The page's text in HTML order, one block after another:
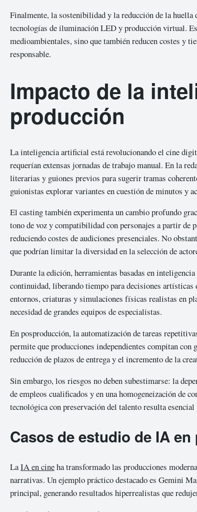
Finalmente, la sostenibilidad y la reducción de la huella
tecnologías de iluminación LED y producción virtual.
medioambientales, sino que también reducen costes y
responsable.
Impacto de la
producción
La inteligencia artificial está revolucionando el cine
requerían extensas jornadas de trabajo manual. En la
literarias y guiones previos para sugerir tramas
guionistas explorar variantes en cuestión de minutos y
El casting también experimenta un cambio profundo
tono de voz y compatibilidad con personajes a partir de
reduciendo costes de audiciones presenciales. No
que podrían limitar la diversidad en la selección de
Durante la edición, herramientas basadas en
continuidad, liberando tiempo para decisiones
entornos, criaturas y simulaciones físicas realistas en
necesidad de grandes equipos de especialistas.
En posproducción, la automatización de tareas
permite que producciones independientes compitan con
reducción de plazos de entrega y el incremento de la
Sin embargo, los riesgos no deben subestimarse: la
de empleos cualificados y en una homogeneización de
tecnológica con preservación del talento resulta
Casos de estudio de IA
LaIA en cineha transformado las producciones
narrativas. Un ejemplo práctico destacado es Gemini
principal, generando resultados hiperrealistas que